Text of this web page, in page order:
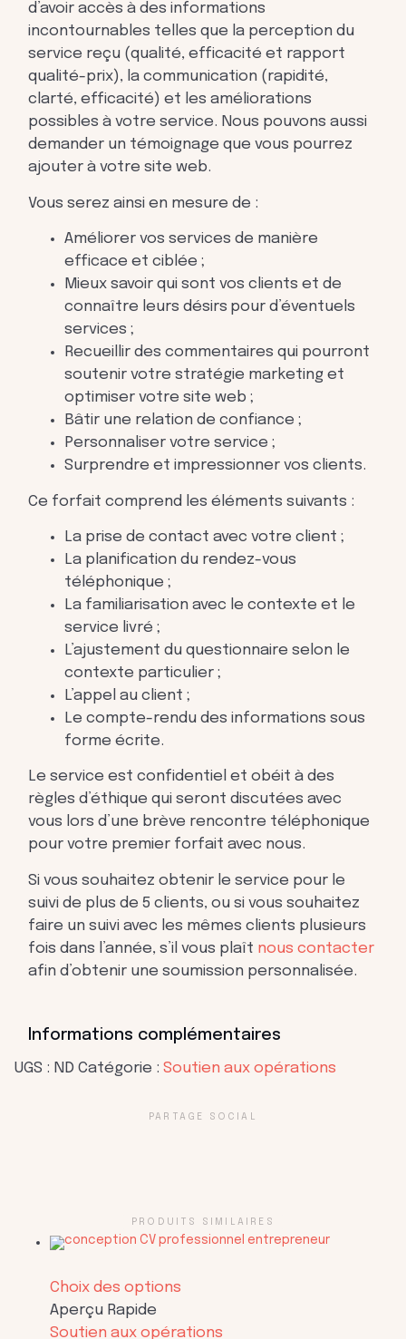
d’avoir accès à des informations
incontournables telles que la perception du
service reçu (qualité, efficacité et rapport
qualité-prix), la communication (rapidité,
clarté, efficacité) et les améliorations
possibles à votre service. Nous pouvons aussi
demander un témoignage que vous pourrez
ajouter à votre site web.
Vous serez ainsi en mesure de :
Améliorer vos services de manière
efficace et ciblée ;
Mieux savoir qui sont vos clients et de
connaître leurs désirs pour d’éventuels
services ;
Recueillir des commentaires qui pourront
soutenir votre stratégie marketing et
optimiser votre site web ;
Bâtir une relation de confiance ;
Personnaliser votre service ;
Surprendre et impressionner vos clients.
Ce forfait comprend les éléments suivants :
La prise de contact avec votre client ;
La planification du rendez-vous
téléphonique ;
La familiarisation avec le contexte et le
service livré ;
L’ajustement du questionnaire selon le
contexte particulier ;
L’appel au client ;
Le compte-rendu des informations sous
forme écrite.
Le service est confidentiel et obéit à des
règles d’éthique qui seront discutées avec
vous lors d’une brève rencontre téléphonique
pour votre premier forfait avec nous.
Si vous souhaitez obtenir le service pour le
suivi de plus de 5 clients, ou si vous souhaitez
faire un suivi avec les mêmes clients plusieurs
fois dans l’année, s’il vous plaît nous contacter
afin d’obtenir une soumission personnalisée.
Informations complémentaires
UGS : ND Catégorie : Soutien aux opérations
PARTAGE SOCIAL
PRODUITS SIMILAIRES
Choix des options
a
Aperçu Rapide
Soutien aux opérations